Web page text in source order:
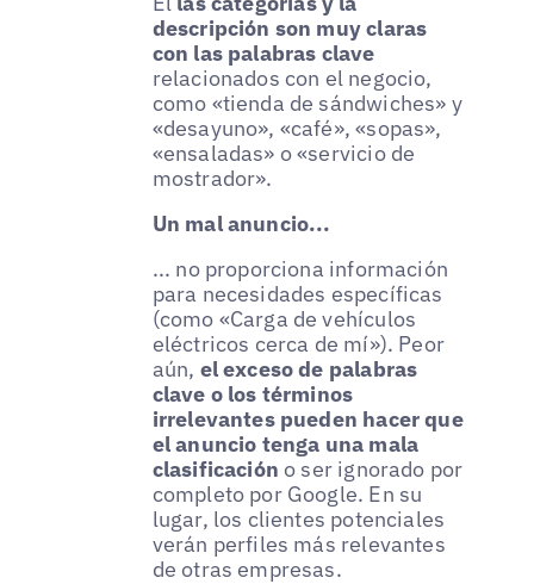
descripción son muy claras
con las palabras clave
relacionados con el negocio,
como «tienda de sándwiches» y
«desayuno», «café», «sopas»,
«ensaladas» o «servicio de
mostrador».
Un mal anuncio...
... no proporciona información
para necesidades específicas
(como «Carga de vehículos
eléctricos cerca de mí»). Peor
aún, el exceso de palabras
clave o los términos
irrelevantes pueden hacer que
el anuncio tenga una mala
clasificación o ser ignorado por
completo por Google. En su
lugar, los clientes potenciales
verán perfiles más relevantes
de otras empresas.